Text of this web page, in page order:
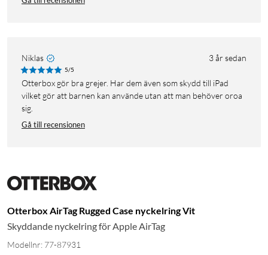
Niklas 3 år sedan
5/5
Otterbox gör bra grejer. Har dem även som skydd till iPad
vilket gör att barnen kan använde utan att man behöver oroa
sig.
Gå till recensionen
Otterbox AirTag Rugged Case nyckelring Vit
Skyddande nyckelring för Apple AirTag
Modellnr: 77-87931